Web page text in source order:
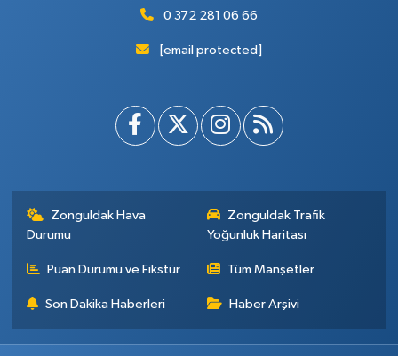
0 372 281 06 66
[email protected]
Zonguldak Hava
Durumu
Zonguldak Trafik
Yoğunluk Haritası
Puan Durumu ve Fikstür Tüm Manşetler
Son Dakika Haberleri Haber Arşivi